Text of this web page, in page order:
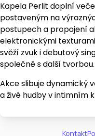
Kapela Perlit doplní
postaveným na
postupech a propojení
elektronickými
svěží zvuk i debutový
společně s další tvorbou.
Akce slibuje dynamický
a živé hudby v intimním
Kontakt